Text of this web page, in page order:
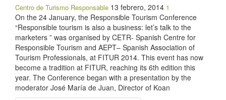
Centro de Turismo Responsable 13 febrero, 2014 1
On the 24 January, the Responsible Tourism Conference
“Responsible tourism is also a business: let’s talk to the
marketers ” was organised by CETR- Spanish Centre for
Responsible Tourism and AEPT– Spanish Association of
Tourism Professionals, at FITUR 2014. This event has now
become a tradition at FITUR, reaching its 6th edition this
year. The Conference began with a presentation by the
moderator José María de Juan, Director of Koan